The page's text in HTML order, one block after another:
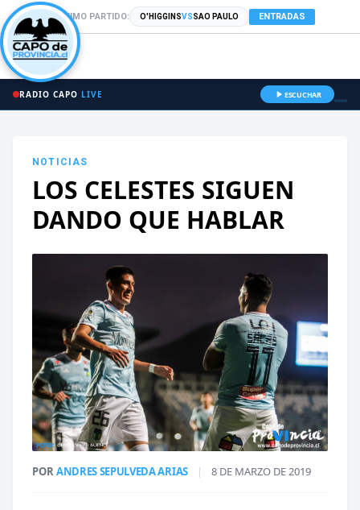
PRÓXIMO PARTIDO: O'HIGGINSVSSAO PAULO ENTRADAS
RADIO CAPO LIVE ESCUCHAR
NOTICIAS
LOS CELESTES SIGUEN
DANDO QUE HABLAR
PORANDRES SEPULVEDA ARIAS | 8 DE MARZO DE 2019